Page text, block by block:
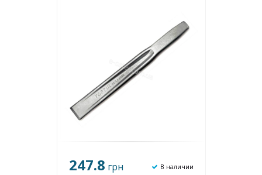
247.8 грн В наличии